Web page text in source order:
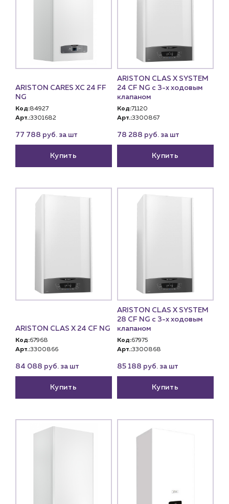
Специализированным магазинам
Застройщикам
Снабженцам и подрядным организациям
Услуги
Водоснабжение и теплоснабжение
Сервис и обслуживание инженерных систем
ARISTON CARES XC 24 FF
NG
Код:84927
Арт.:3301682
77 788 руб. за шт
Купить
ARISTON CLAS X SYSTEM
24 CF NG с 3-х ходовым
клапаном
Код:71120
Арт.:3300867
78 288 руб. за шт
Купить
ARISTON CLAS X 24 CF NG
Код:67968
Арт.:3300866
84 088 руб. за шт
Купить
ARISTON CLAS X SYSTEM
28 CF NG с 3-х ходовым
клапаном
Код:67975
Арт.:3300868
85 188 руб. за шт
Купить